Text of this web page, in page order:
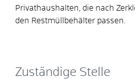
Privathaushalten, die nach
den Restmüllbehälter passen.
Zuständige Stelle